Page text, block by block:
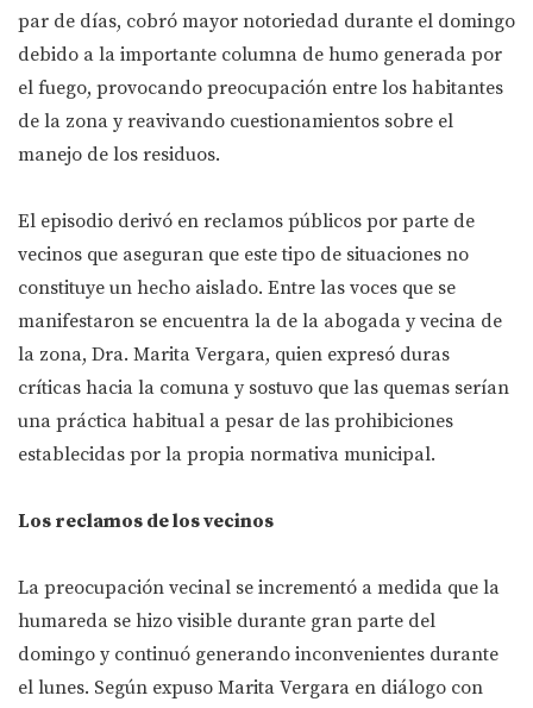
par de días, cobró mayor notoriedad durante el domingo
debido a la importante columna de humo generada por
el fuego, provocando preocupación entre los habitantes
de la zona y reavivando cuestionamientos sobre el
manejo de los residuos.
El episodio derivó en reclamos públicos por parte de
vecinos que aseguran que este tipo de situaciones no
constituye un hecho aislado. Entre las voces que se
manifestaron se encuentra la de la abogada y vecina de
la zona, Dra. Marita Vergara, quien expresó duras
críticas hacia la comuna y sostuvo que las quemas serían
una práctica habitual a pesar de las prohibiciones
establecidas por la propia normativa municipal.
Los reclamos de los vecinos
La preocupación vecinal se incrementó a medida que la
humareda se hizo visible durante gran parte del
domingo y continuó generando inconvenientes durante
el lunes. Según expuso Marita Vergara en diálogo con